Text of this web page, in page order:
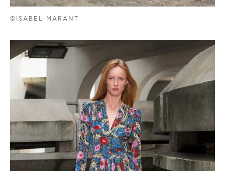
©ISABEL MARANT